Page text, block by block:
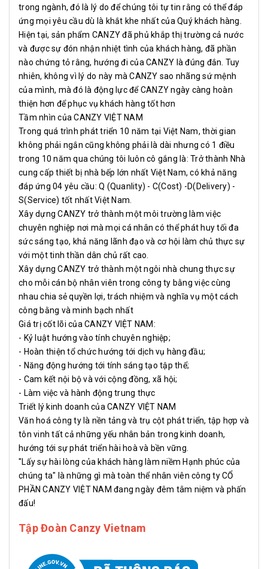
trong ngành, đó là lý do để chúng tôi tự tin rằng có thể đáp
ứng mọi yêu cầu dù là khắt khe nhất của Quý khách hàng.
Hiện tại, sản phẩm CANZY đã phủ khắp thị trường cả nước
và được sự đón nhận nhiệt tình của khách hàng, đã phần
nào chứng tỏ rằng, hướng đi của CANZY là đúng đắn. Tuy
nhiên, không vì lý do này mà CANZY sao nhãng sứ mệnh
của mình, mà đó là động lực để CANZY ngày càng hoàn
thiện hơn để phục vụ khách hàng tốt hơn
Tầm nhìn của CANZY VIỆT NAM
Trong quá trình phát triển 10 năm tại Việt Nam, thời gian
không phải ngắn cũng không phải là dài nhưng có 1 điều
trong 10 năm qua chúng tôi luôn cô gắng là: Trở thành Nhà
cung cấp thiết bị nhà bếp lớn nhất Việt Nam, có khả năng
đáp ứng 04 yêu cầu: Q (Quanlity) - C(Cost) -D(Delivery) -
S(Service) tốt nhất Việt Nam.
Xây dựng CANZY trở thành một môi trường làm việc
chuyên nghiệp nơi mà mọi cá nhân có thể phát huy tối đa
sức sáng tạo, khả năng lãnh đạo và cơ hội làm chủ thực sự
với một tinh thần dân chủ rất cao.
Xây dựng CANZY trở thành một ngôi nhà chung thực sự
cho mỗi cán bộ nhân viên trong công ty bằng việc cùng
nhau chia sẻ quyền lợi, trách nhiệm và nghĩa vụ một cách
công bằng và minh bạch nhất
Giá trị cốt lõi của CANZY VIỆT NAM:
- Kỷ luật hướng vào tính chuyên nghiệp;
- Hoàn thiện tổ chức hướng tới dịch vụ hàng đầu;
- Năng động hướng tới tính sáng tạo tập thể;
- Cam kết nội bộ và với cộng đồng, xã hội;
- Làm việc và hành động trung thực
Triết lý kinh doanh của CANZY VIỆT NAM
Văn hoá công ty là nền tảng và trụ cột phát triển, tập hợp và
tôn vinh tất cả những yếu nhân bản trong kinh doanh,
hướng tới sự phát triển hài hoà và bền vững.
"Lấy sự hài lòng của khách hàng làm niềm Hạnh phúc của
chúng ta" là những gì mà toàn thể nhân viên công ty CỔ
PHẦN CANZY VIỆT NAM đang ngày đêm tâm niệm và phấn
đấu!
Tập Đoàn Canzy Vietnam